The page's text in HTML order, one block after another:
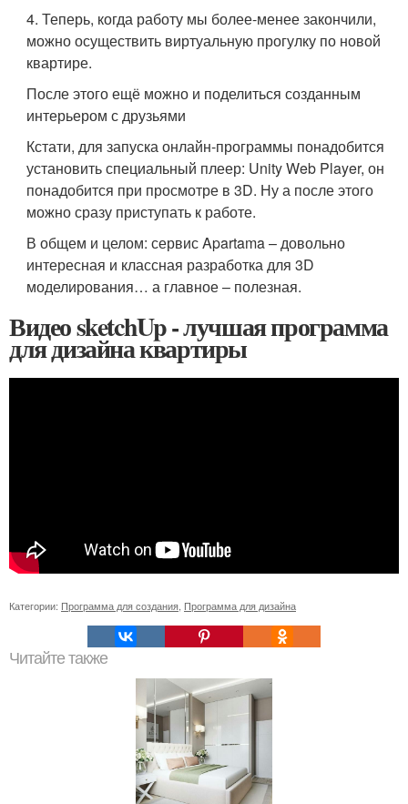
4. Теперь, когда работу мы более-менее закончили,
можно осуществить виртуальную прогулку по новой
квартире.
После этого ещё можно и поделиться созданным
интерьером с друзьями
Кстати, для запуска онлайн-программы понадобится
установить специальный плеер: Unity Web Player, он
понадобится при просмотре в 3D. Ну а после этого
можно сразу приступать к работе.
В общем и целом: сервис Apartama – довольно
интересная и классная разработка для 3D
моделирования… а главное – полезная.
Видео sketchUp - лучшая программа
для дизайна квартиры
Категории: Программа для создания Программа для дизайна
Читайте также